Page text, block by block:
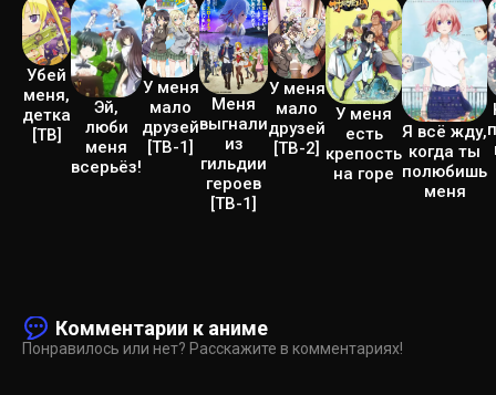
Убей
меня,
детка
[ТВ]
Эй,
люби
меня
всерьёз!
У меня
мало
друзей
[ТВ-1]
Меня
выгнали
из
гильдии
героев
[ТВ-1]
У меня
мало
друзей
[ТВ-2]
У меня
есть
крепость
на горе
Я всё жду,
когда ты
полюбишь
меня
Комментарии к аниме
Понравилось или нет? Расскажите в комментариях!